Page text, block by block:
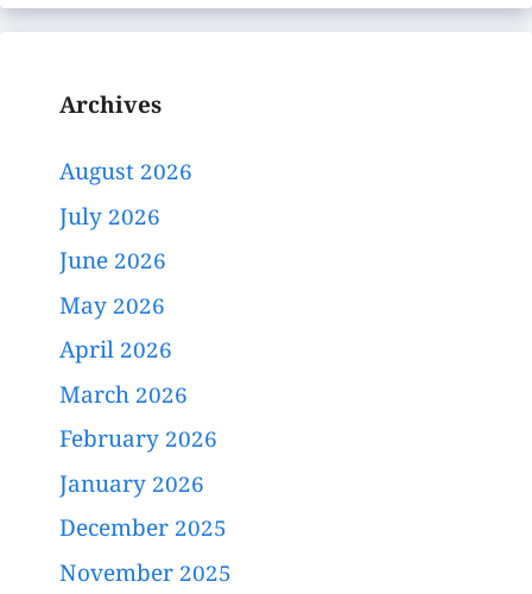
Archives
August 2026
July 2026
June 2026
May 2026
April 2026
March 2026
February 2026
January 2026
December 2025
November 2025